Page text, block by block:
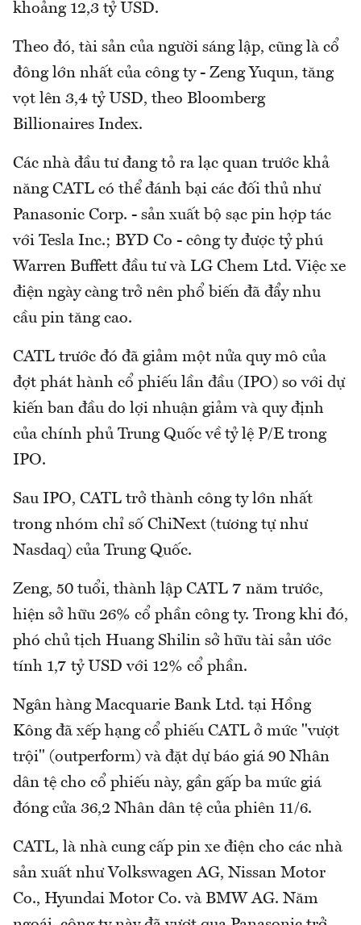
khoảng 12,3 tỷ USD.
Theo đó, tài sản của người sáng lập, cũng là cổ
đông lớn nhất của công ty - Zeng Yuqun, tăng
vọt lên 3,4 tỷ USD, theo Bloomberg
Billionaires Index.
Các nhà đầu tư đang tỏ ra lạc quan trước khả
năng CATL có thể đánh bại các đối thủ như
Panasonic Corp. - sản xuất bộ sạc pin hợp tác
với Tesla Inc.; BYD Co - công ty được tỷ phú
Warren Buffett đầu tư và LG Chem Ltd. Việc xe
điện ngày càng trở nên phổ biến đã đẩy nhu
cầu pin tăng cao.
CATL trước đó đã giảm một nửa quy mô của
đợt phát hành cổ phiếu lần đầu (IPO) so với dự
kiến ban đầu do lợi nhuận giảm và quy định
của chính phủ Trung Quốc về tỷ lệ P/E trong
IPO.
Sau IPO, CATL trở thành công ty lớn nhất
trong nhóm chỉ số ChiNext (tương tự như
Nasdaq) của Trung Quốc.
Zeng, 50 tuổi, thành lập CATL 7 năm trước,
hiện sở hữu 26% cổ phần công ty. Trong khi đó,
phó chủ tịch Huang Shilin sở hữu tài sản ước
tính 1,7 tỷ USD với 12% cổ phần.
Ngân hàng Macquarie Bank Ltd. tại Hồng
Kông đã xếp hạng cổ phiếu CATL ở mức "vượt
trội" (outperform) và đặt dự báo giá 90 Nhân
dân tệ cho cổ phiếu này, gần gấp ba mức giá
đóng cửa 36,2 Nhân dân tệ của phiên 11/6.
CATL, là nhà cung cấp pin xe điện cho các nhà
sản xuất như Volkswagen AG, Nissan Motor
Co., Hyundai Motor Co. và BMW AG. Năm